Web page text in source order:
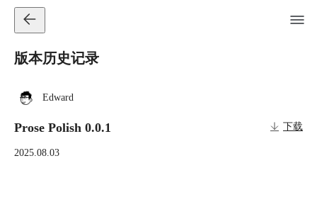
版本历史记录
Edward
Prose Polish 0.0.1 下载
2025.08.03